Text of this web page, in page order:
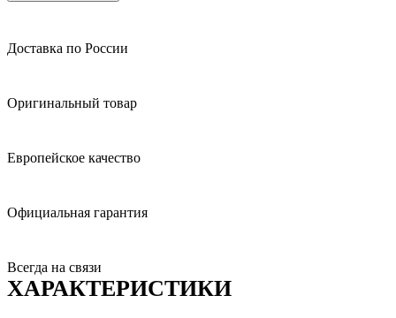
Доставка по России
Оригинальный товар
Европейское качество
Официальная гарантия
Всегда на связи
ХАРАКТЕРИСТИКИ